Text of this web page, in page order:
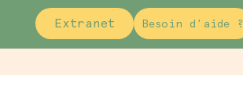
Extranet Besoin d'aide ?